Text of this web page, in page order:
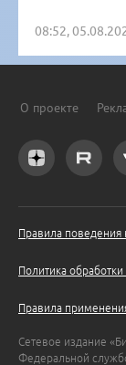
08:52,
О проекте
Правила поведения
Политика
Правила
Сетевое издание
Федеральной